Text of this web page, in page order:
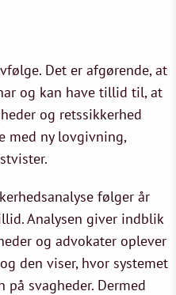
Det er afgørende, at
og kan have tillid til, at
og retssikkerhed
med ny lovgivning,
følger år
Analysen giver indblik
og advokater oplever
den viser, hvor systemet
svagheder. Dermed